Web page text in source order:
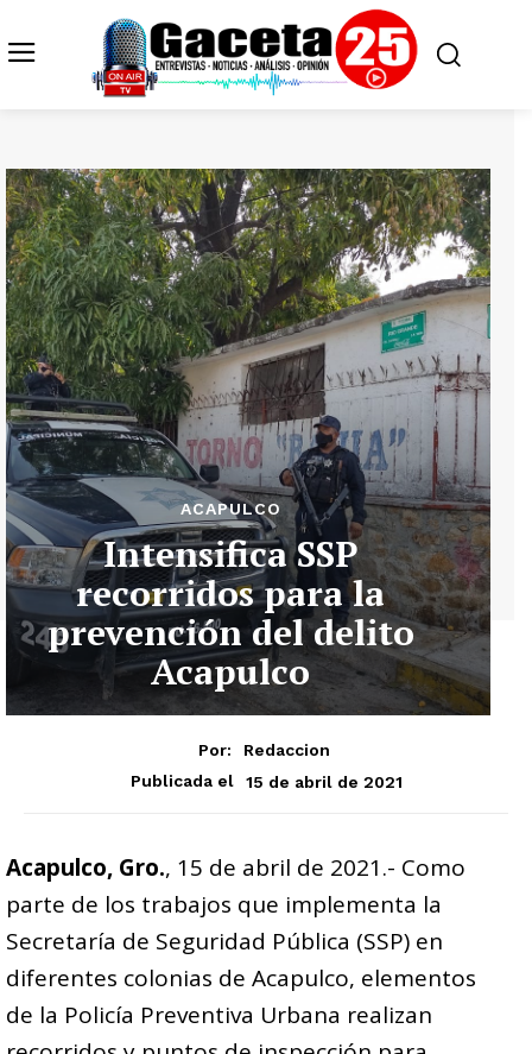
ACAPULCO
Intensifica SSP
recorridos para la
prevención del delito
Acapulco
Por:
Redaccion
Publicada el
15 de abril de 2021
Acapulco, Gro., 15 de abril de 2021.- Como
parte de los trabajos que implementa la
Secretaría de Seguridad Pública (SSP) en
diferentes colonias de Acapulco, elementos
de la Policía Preventiva Urbana realizan